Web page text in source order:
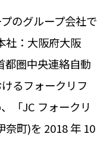
のグループ会社で
社：大阪府大阪
都圏中央連絡自動
るフォークリフ
「JC フォークリ
奈町)を 2018 年 10